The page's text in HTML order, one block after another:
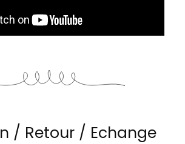
/ Retour / Echange